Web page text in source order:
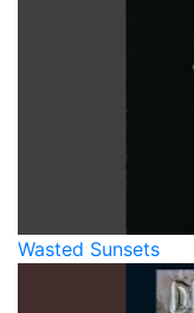
Wasted Sunsets